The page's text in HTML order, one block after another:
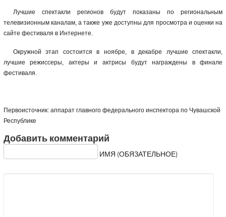
Лучшие спектакли регионов будут показаны по региональным
телевизионным каналам, а также уже доступны для просмотра и оценки на
сайте фестиваля в Интернете.
Окружной этап состоится в ноябре, в декабре лучшие спектакли,
лучшие режиссеры, актеры и актрисы будут награждены в финале
фестиваля.
Первоисточник: аппарат главного федерального инспектора по Чувашской
Республике
Добавить комментарий
ИМЯ (ОБЯЗАТЕЛЬНОЕ)